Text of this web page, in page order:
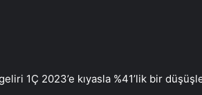
1Ç 2023’e kıyasla %41’lik bir